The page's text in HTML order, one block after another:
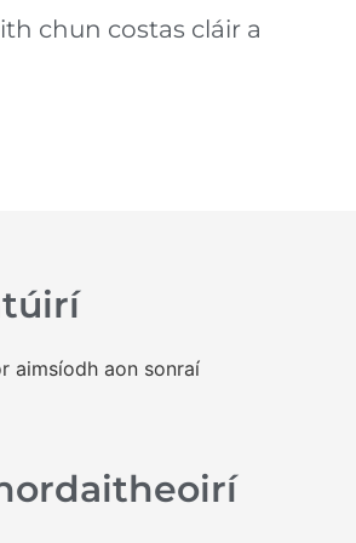
chun costas cláir a
aimsíodh aon sonraí